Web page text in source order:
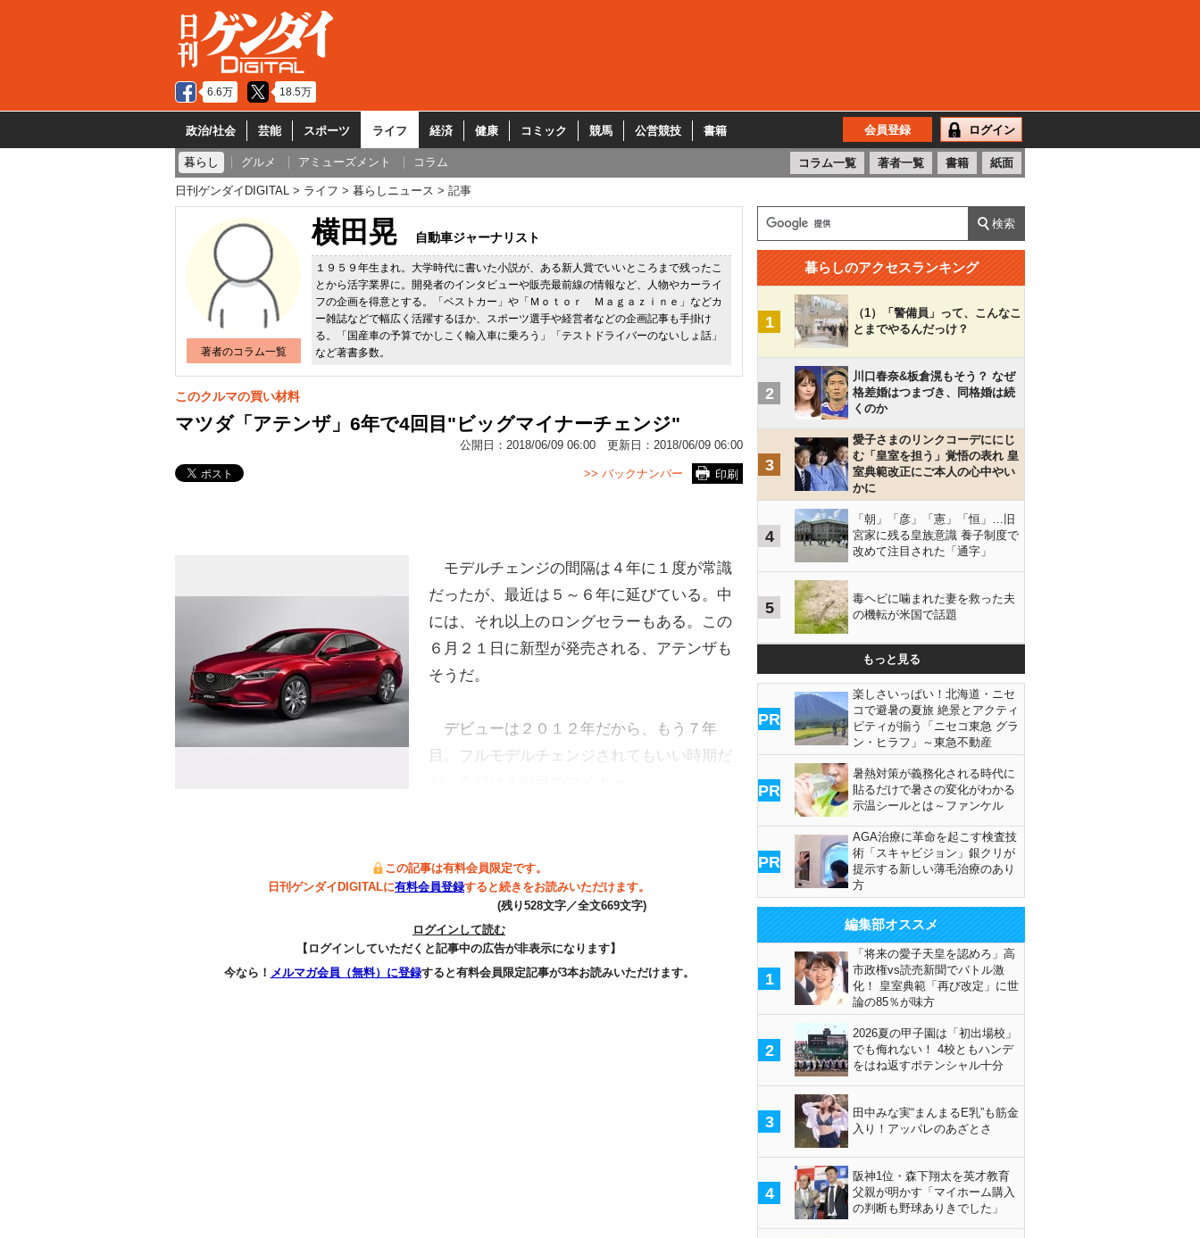
6.6万 18.5万
政治/社会 芸能 スポーツ ライフ 経済 健康 コミック 競馬 公営競技 書籍 会員登録 ログイン
暮らし グルメ アミューズメント コラム コラム一覧 著者一覧 書籍 紙面
日刊ゲンダイDIGITAL ライフ 暮らしニュース 記事
著者のコラム一覧
横田晃 自動車ジャーナリスト
１９５９年生まれ。大学時代に書いた小説が、ある新人賞でいいところまで残ったこ
とから活字業界に。開発者のインタビューや販売最前線の情報など、人物やカーライ
フの企画を得意とする。「ベストカー」や「Ｍｏｔｏｒ Ｍａｇａｚｉｎｅ」などカ
ー雑誌などで幅広く活躍するほか、スポーツ選手や経営者などの企画記事も手掛け
る。「国産車の予算でかしこく輸入車に乗ろう」「テストドライバーのないしょ話」
など著書多数。
このクルマの買い材料
マツダ「アテンザ」6年で4回目"ビッグマイナーチェンジ"
公開日： 2018/06/09 06:00 更新日： 2018/06/09 06:00
印刷
>> バックナンバー
モデルチェンジの間隔は４年に１度が常識
だったが、最近は５～６年に延びている。中
には、それ以上のロングセラーもある。この
６月２１日に新型が発売される、アテンザも
そうだ。
デビューは２０１２年だから、もう７年
目。フルモデルチェンジされてもいい時期だ
この記事は有料会員限定です。
日刊ゲンダイDIGITALに有料会員登録すると続きをお読みいただけます。
(残り528文字／全文669文字)
ログインして読む
【ログインしていただくと記事中の広告が非表示になります】
今なら！ メルマガ会員（無料）に登録すると有料会員限定記事が3本お読みいただけます。
暮らしのアクセスランキング
1
（1）「警備員」って、こんなこ
とまでやるんだっけ？
2
川口春奈&板倉滉もそう？ なぜ
格差婚はつまづき、同格婚は続
くのか
3
愛子さまのリンクコーデににじ
む「皇室を担う」覚悟の表れ 皇
室典範改正にご本人の心中やい
かに
4
「朝」「彦」「憲」「恒」…旧
宮家に残る皇族意識 養子制度で
改めて注目された「通字」
5
毒ヘビに噛まれた妻を救った夫
の機転が米国で話題
もっと見る
PR
楽しさいっぱい！北海道・ニセ
コで避暑の夏旅 絶景とアクティ
ビティが揃う「ニセコ東急 グラ
ン・ヒラフ」～東急不動産
PR
暑熱対策が義務化される時代に
貼るだけで暑さの変化がわかる
示温シールとは～ファンケル
PR
AGA治療に革命を起こす検査技
術「スキャビジョン」銀クリが
提示する新しい薄毛治療のあり
方
編集部オススメ
1
「将来の愛子天皇を認めろ」高
市政権vs読売新聞でバトル激
化！ 皇室典範「再び改定」に世
論の85％が味方
2
2026夏の甲子園は「初出場校」
でも侮れない！ 4校ともハンデ
をはね返すポテンシャル十分
3
田中みな実“まんまるE乳”も筋金
入り！アッパレのあざとさ
4
阪神1位・森下翔太を英才教育
父親が明かす「マイホーム購入
の判断も野球ありきでした」